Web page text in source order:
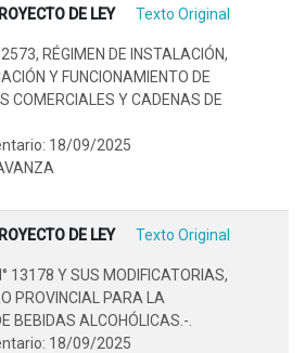
DE LEY Texto Original
RÉGIMEN DE INSTALACIÓN,
Y FUNCIONAMIENTO DE
COMERCIALES Y CADENAS DE
18/09/2025
DE LEY Texto Original
13178 Y SUS MODIFICATORIAS,
PROVINCIAL PARA LA
BEBIDAS ALCOHÓLICAS.-.
18/09/2025